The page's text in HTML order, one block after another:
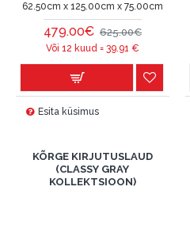
62.50cm x 125.00cm x 75.00cm
479.00€ 625.00€
Või 12 kuud = 39.91 €
Esita küsimus
KÕRGE KIRJUTUSLAUD
(CLASSY GRAY
KOLLEKTSIOON)